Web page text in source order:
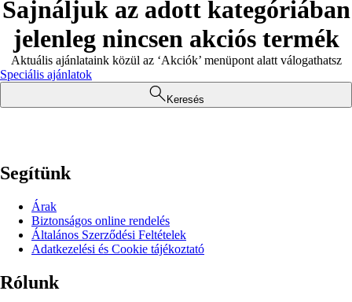
Sajnáljuk az adott kategóriában
jelenleg nincsen akciós termék
Aktuális ajánlataink közül az ‘Akciók’ menüpont alatt válogathatsz
Speciális ajánlatok
Keresés
Segítünk
Árak
Biztonságos online rendelés
Általános Szerződési Feltételek
Adatkezelési és Cookie tájékoztató
Rólunk